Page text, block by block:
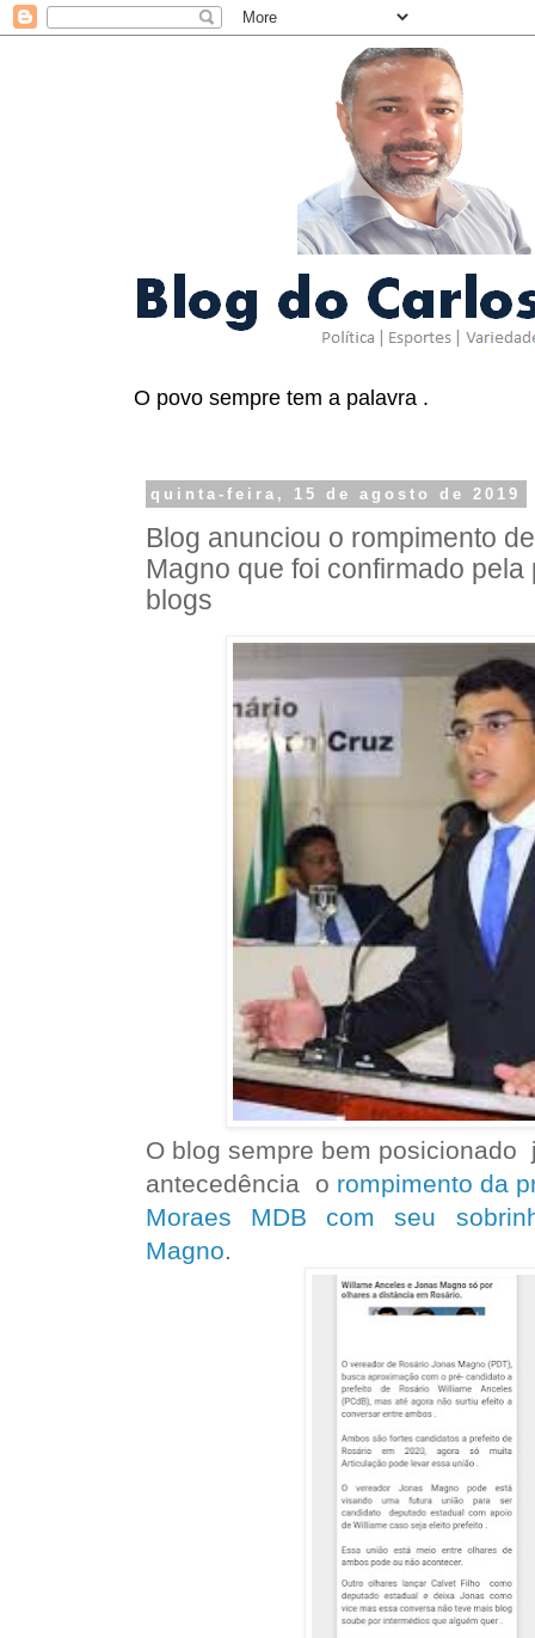
O povo sempre tem a palavra .
quinta-feira, 15 de agosto de 2019
Blog anunciou o rompimento
Magno que foi confirmado
blogs
O blog sempre bem posicionado
antecedência o rompimento da
Moraes MDB com seu
Magno.